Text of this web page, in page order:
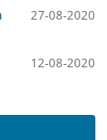
27-08-2020
12-08-2020